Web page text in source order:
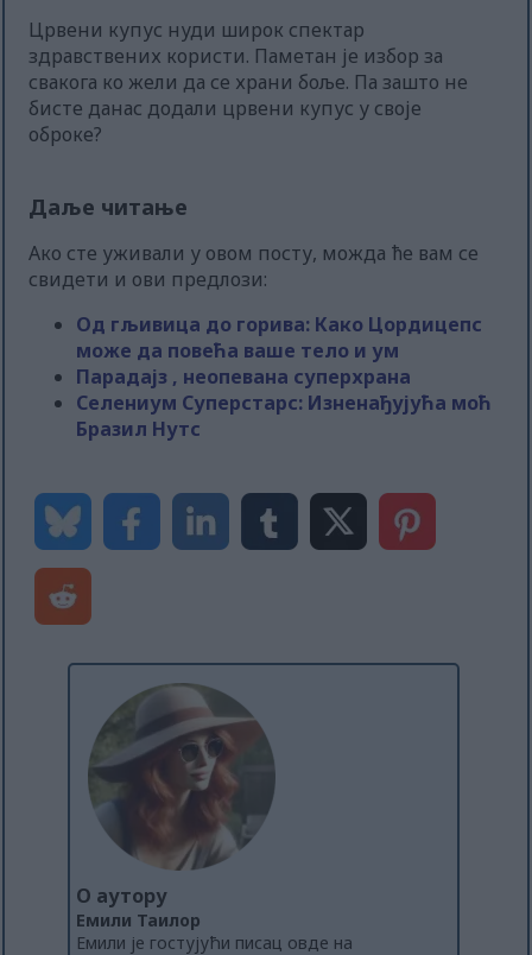
Црвени купус нуди широк спектар
здравствених користи. Паметан је избор за
свакога ко жели да се храни боље. Па зашто не
бисте данас додали црвени купус у своје
оброке?
Даље читање
Ако сте уживали у овом посту, можда ће вам се
свидети и ови предлози:
Од гљивица до горива: Како Цордицепс
може да повећа ваше тело и ум
Парадајз , неопевана суперхрана
Селениум Суперстарс: Изненађујућа моћ
Бразил Нутс
О аутору
Емили Таилор
Емили је гостујући писац овде на